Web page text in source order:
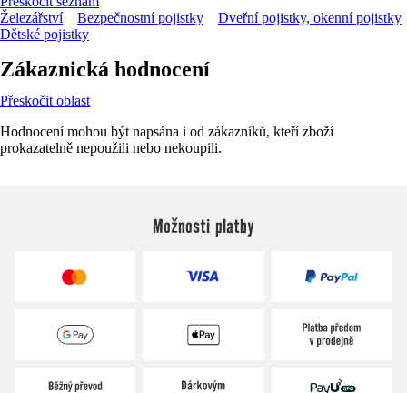
Železářství
Bezpečnostní pojistky
Dveřní pojistky, okenní pojistky
Dětské pojistky
Zákaznická hodnocení
Přeskočit oblast
Hodnocení mohou být napsána i od zákazníků, kteří zboží
prokazatelně nepoužili nebo nekoupili.
Možnosti platby